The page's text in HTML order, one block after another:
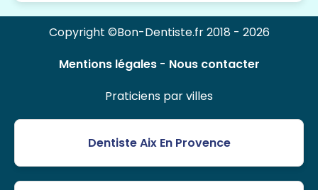
Copyright ©Bon-Dentiste.fr 2018 - 2026
Mentions légales- Nous contacter
Praticiens par villes
Dentiste Aix En Provence